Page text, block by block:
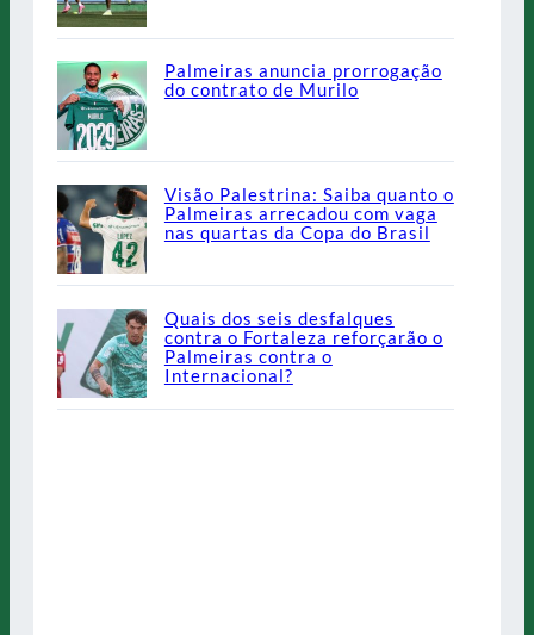
Palmeiras anuncia prorrogação
do contrato de Murilo
Visão Palestrina: Saiba quanto o
Palmeiras arrecadou com vaga
nas quartas da Copa do Brasil
Quais dos seis desfalques
contra o Fortaleza reforçarão o
Palmeiras contra o
Internacional?